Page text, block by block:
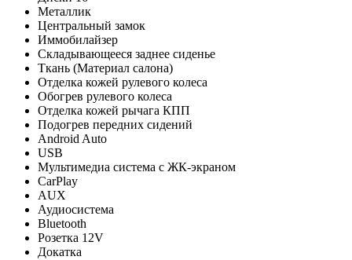
Металлик
Центральный замок
Иммобилайзер
Складывающееся заднее сиденье
Ткань (Материал салона)
Отделка кожей рулевого колеса
Обогрев рулевого колеса
Отделка кожей рычага КПП
Подогрев передних сидений
Android Auto
USB
Мультимедиа система с ЖК-экраном
CarPlay
AUX
Аудиосистема
Bluetooth
Розетка 12V
Докатка